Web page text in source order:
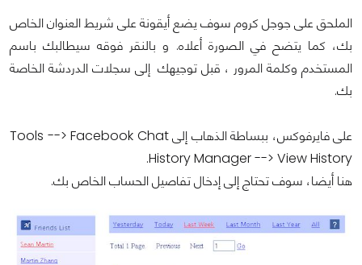
الملحق على جوجل كروم سوف يضع أيقونة على شريط العنوان الخاص
بك، كما يتضح في الصورة أعلاه. و بالنقر فوقه سيطالبك باسم
المستخدم وكلمة المرور ، قبل توجيهك إلى سجلات الدردشة الخاصة
بك.
على فايرفوكس، ببساطة الذهاب إلى Tools --> Facebook Chat
History Manager --> View History.
هنا أيضا، سوف تحتاج إلى إدخال تفاصيل الحساب الخاص بك.